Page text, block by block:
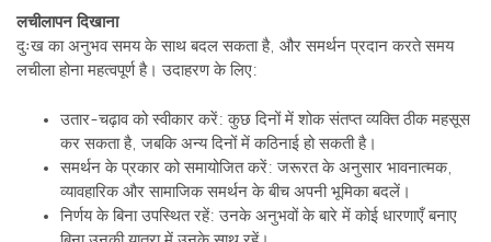
WhatsApp
Facebook
RedditSnapchat
Share
Post
navigation
पारंपरिक अंत्येष्टि बनाम दाह
संस्कार: अपने विकल्पों को समझना
दुख का मानसिक स्वास्थ्य पर प्रभाव